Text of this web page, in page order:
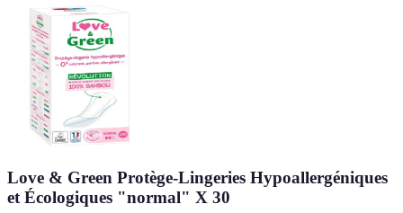
Love & Green Protège-Lingeries Hypoallergéniques
et Écologiques "normal" X 30